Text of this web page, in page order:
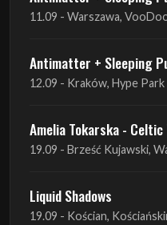
12.09 - Kraków, Hype Park
Amelia Tokarska - Celtic
19.09 - Brześć Kujawski,
Liquid Shadows
19.09 - Kościan,
Amelia Tokarska - Celtic
20.09 - Brześć Kujawski,